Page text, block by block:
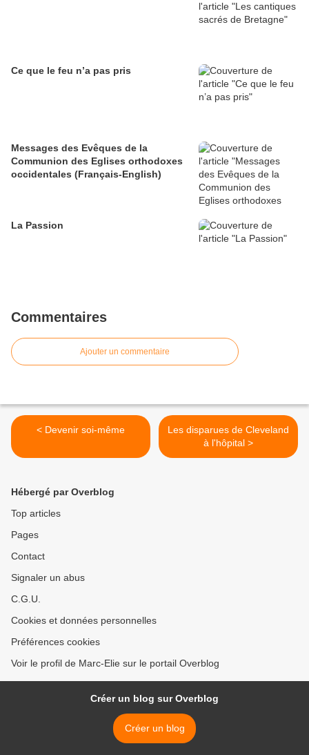
Ce que le feu n’a pas pris
Messages des Evêques de la
Communion des Eglises orthodoxes
occidentales (Français-English)
La Passion
Commentaires
Ajouter un commentaire
< Devenir soi-même
Les disparues de Cleveland
à l'hôpital >
Hébergé par Overblog
Top articles
Pages
Contact
Signaler un abus
C.G.U.
Cookies et données personnelles
Préférences cookies
Voir le profil de Marc-Elie sur le portail Overblog
Créer un blog sur Overblog
Créer un blog